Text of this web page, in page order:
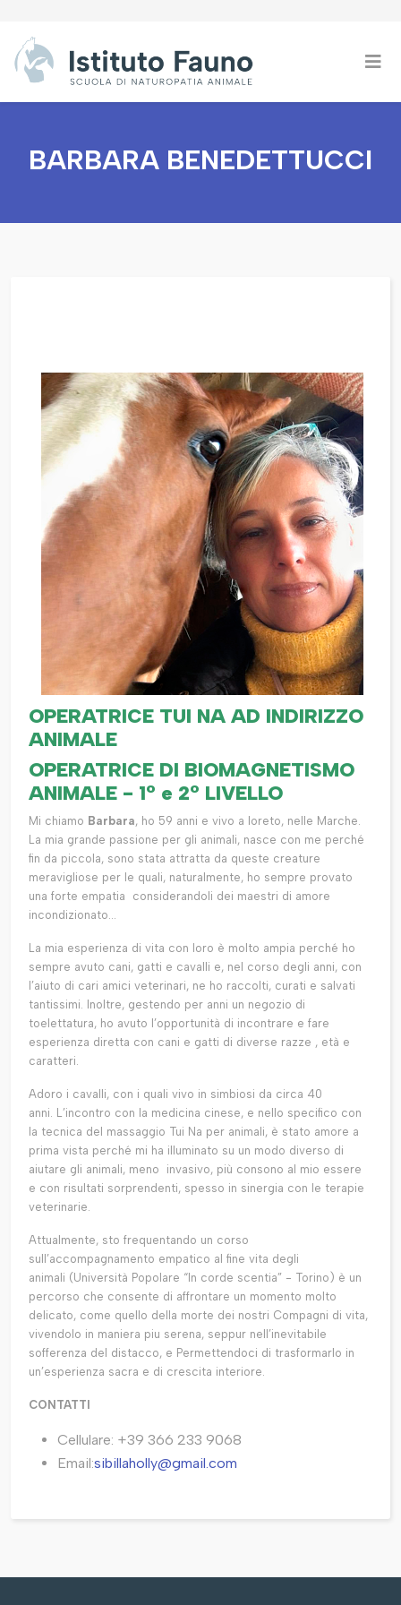
BARBARA BENEDETTUCCI
OPERATRICE TUI NA AD INDIRIZZO
ANIMALE
OPERATRICE DI BIOMAGNETISMO
ANIMALE - 1° e 2° LIVELLO
Mi chiamo Barbara, ho 59 anni e vivo a loreto, nelle Marche.
La mia grande passione per gli animali, nasce con me perché
fin da piccola, sono stata attratta da queste creature
meravigliose per le quali, naturalmente, ho sempre provato
una forte empatia considerandoli dei maestri di amore
incondizionato...
La mia esperienza di vita con loro è molto ampia perché ho
sempre avuto cani, gatti e cavalli e, nel corso degli anni, con
l’aiuto di cari amici veterinari, ne ho raccolti, curati e salvati
tantissimi. Inoltre, gestendo per anni un negozio di
toelettatura, ho avuto l’opportunità di incontrare e fare
esperienza diretta con cani e gatti di diverse razze , età e
caratteri.
Adoro i cavalli, con i quali vivo in simbiosi da circa 40
anni. L’incontro con la medicina cinese, e nello specifico con
la tecnica del massaggio Tui Na per animali, è stato amore a
prima vista perché mi ha illuminato su un modo diverso di
aiutare gli animali, meno invasivo, più consono al mio essere
e con risultati sorprendenti, spesso in sinergia con le terapie
veterinarie.
Attualmente, sto frequentando un corso
sull’accompagnamento empatico al fine vita degli
animali (Università Popolare “In corde scentia” - Torino) è un
percorso che consente di affrontare un momento molto
delicato, come quello della morte dei nostri Compagni di vita,
vivendolo in maniera piu serena, seppur nell’inevitabile
sofferenza del distacco, e Permettendoci di trasformarlo in
un’esperienza sacra e di crescita interiore.
CONTATTI
Cellulare: +39 366 233 9068
Email:sibillaholly@gmail.com